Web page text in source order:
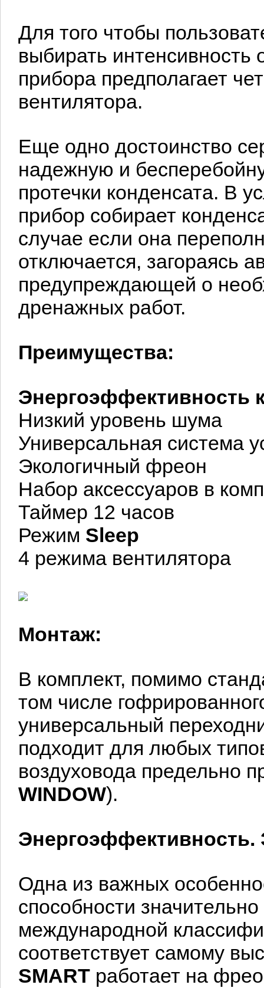
Для того чтобы
выбирать интенсивность
прибора предполагает
вентилятора.
Еще одно достоинство
надежную и
протечки конденсата. В
прибор собирает
случае если она
отключается, загораясь
предупреждающей о
дренажных работ.
Преимущества:
Энергоэффективность
Низкий уровень шума
Универсальная система
Экологичный фреон
Набор аксессуаров в
Таймер 12 часов
Режим Sleep
4 режима вентилятора
Монтаж:
В комплект, помимо
том числе
универсальный
подходит для любых
воздуховода предельно
WINDOW).
Энергоэффективность.
Одна из важных
способности
международной
соответствует самому
SMART работает на